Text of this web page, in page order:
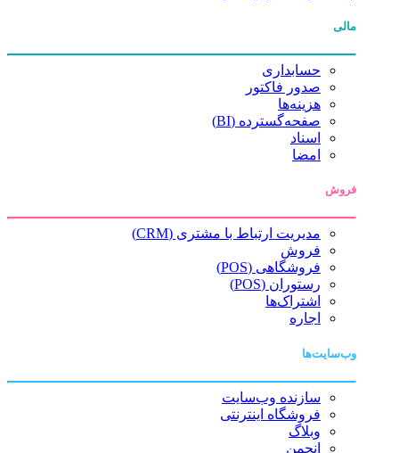
مالی
حسابداری
صدور فاکتور
هزینه‌ها
صفحه‌گسترده (BI)
اسناد
امضا
فروش
مدیریت ارتباط با مشتری (CRM)
فروش
فروشگاهی (POS)
رستوران (POS)
اشتراک‌ها
اجاره
وب‌سایت‌ها
سازنده وب‌سایت
فروشگاه اینترنتی
وبلاگ
انجمن